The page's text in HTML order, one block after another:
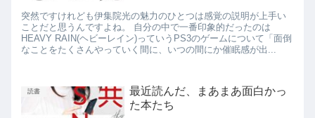
突然ですけれども伊集院光の魅力のひとつは感覚の説明が上手い
ことだと思うんですよね。 自分の中で一番印象的だったのは
HEAVY RAIN(ヘビーレイン)っていうPS3のゲームについて「面倒
なことをたくさんやっていく間に、いつの間にか催眠感が出...
読書
最近読んだ、まあまあ面白かっ
た本たち